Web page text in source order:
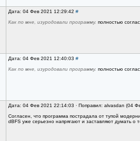
Дата: 04 Фев 2021 12:29:42 #
Как по мне, изуродовали программу. полностью
Дата: 04 Фев 2021 12:40:03 #
Как по мне, изуродовали программу. полностью
Дата: 04 Фев 2021 22:14:03 · Поправил: alvasdan (04
Согласен, что программа пострадала от тупой
dBFS уже серьезно напрягают и заставляют думать о